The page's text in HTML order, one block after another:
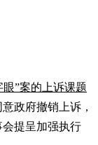
眼”案的上诉课题
政府撤销上诉，
提呈加强执行